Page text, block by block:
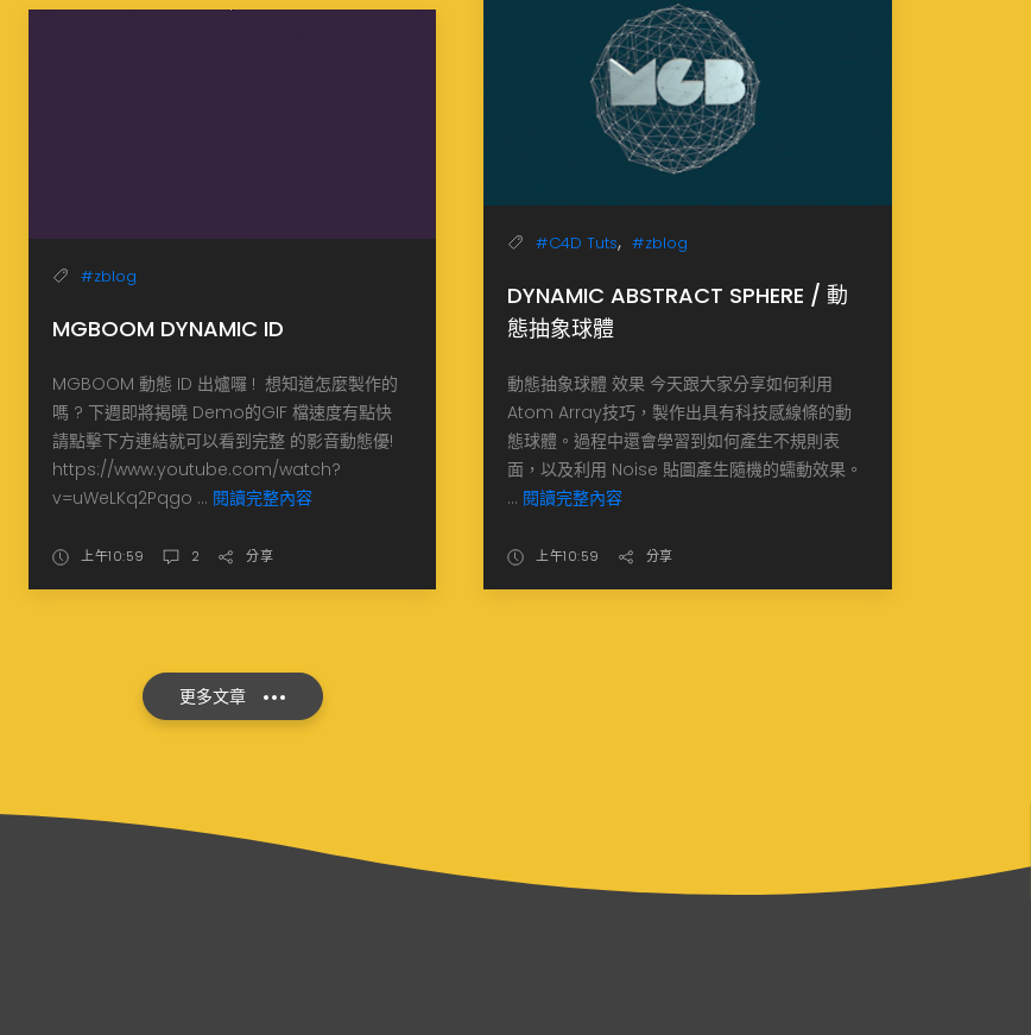
#zblog
MGBOOM DYNAMIC ID
MGBOOM 動態 ID 出爐囉 ! 想知道怎麼製作的
嗎 ? 下週即將揭曉 Demo的GIF 檔速度有點快
請點擊下方連結就可以看到完整 的影音動態優!
https://www.youtube.com/watch?
v=uWeLKq2Pqgo ... 閱讀完整內容
上午10:59 2 分享
#C4D Tuts, #zblog
DYNAMIC ABSTRACT SPHERE / 動
態抽象球體
動態抽象球體 效果 今天跟大家分享如何利用
Atom Array技巧，製作出具有科技感線條的動
態球體。過程中還會學習到如何產生不規則表
面，以及利用 Noise 貼圖產生隨機的蠕動效果。
... 閱讀完整內容
上午10:59 分享
更多文章